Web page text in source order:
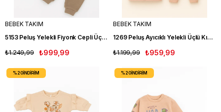
BEBEK TAKIM
5153 Peluş Yelekli Fiyonk Cepli Üç iplik Şardonlu Üçlü Kız Bebe Takım KAHVE
₺999,99
₺1.249,99
BEBEK TAKIM
1269 Peluş Ayıcıklı Yelekli Üçlü Kız Bebe Takım SOMON
₺959,99
₺1.199,99
%20İNDIRIM %20İNDIRIM